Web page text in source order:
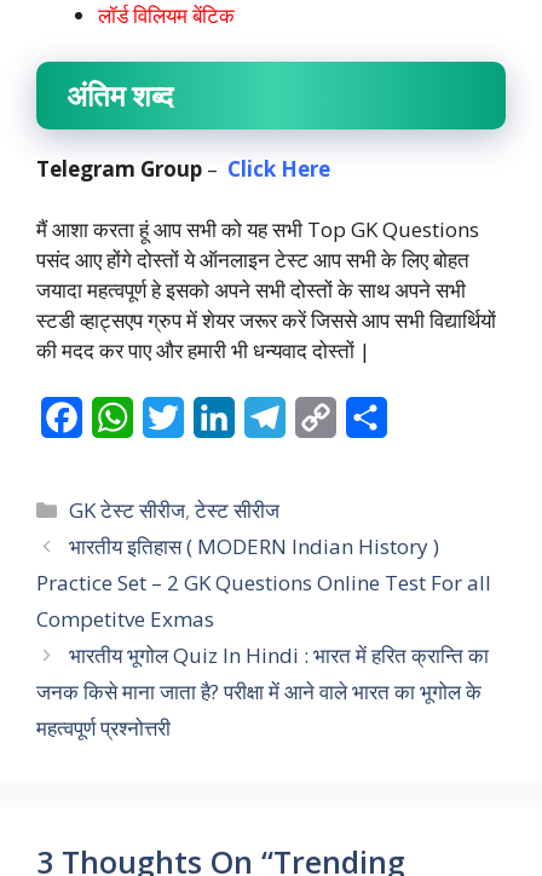
लॉर्ड विलियम बेंटिक
अंतिम शब्द
Telegram Group – Click Here
मैं आशा करता हूं आप सभी को यह सभी Top GK Questions
पसंद आए होंगे दोस्तों ये ऑनलाइन टेस्ट आप सभी के लिए बोहत
जयादा महत्वपूर्ण हे इसको अपने सभी दोस्तों के साथ अपने सभी
स्टडी व्हाट्सएप ग्रुप में शेयर जरूर करें जिससे आप सभी विद्यार्थियों
की मदद कर पाए और हमारी भी धन्यवाद दोस्तों |
c
e
b
o
o
k
W
a
t
s
A
p
p
i
t
t
e
r
n
k
e
I
n
e
g
a
m
y
L
n
k
r
e
Categories
GK टेस्ट सीरीज,टेस्ट सीरीज
भारतीय इतिहास ( MODERN Indian History )
Practice Set – 2 GK Questions Online Test For all
Competitve Exmas
भारतीय भूगोल Quiz In Hindi : भारत में हरित क्रान्ति का
जनक किसे माना जाता है? परीक्षा में आने वाले भारत का भूगोल के
महत्वपूर्ण प्रश्नोत्तरी
3 Thoughts On “Trending